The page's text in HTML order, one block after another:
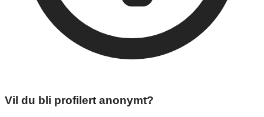
Vil du bli profilert anonymt?